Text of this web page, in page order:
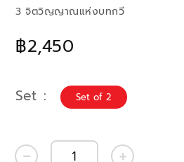
฿2,450
3 จิตวิญญาณแห่งบทกวี
Set Set of 2